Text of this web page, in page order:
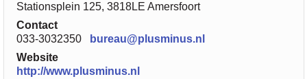
Stationsplein 125, 3818LE Amersfoort
Contact
033-3032350
bureau@plusminus.nl
Website
http://www.plusminus.nl